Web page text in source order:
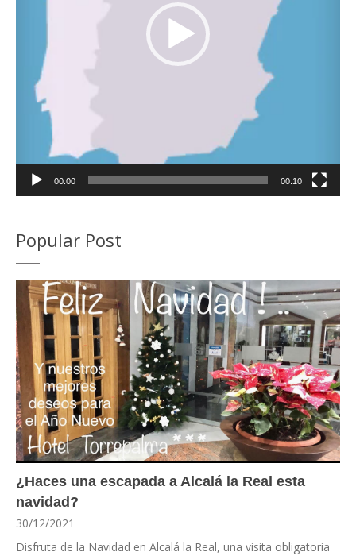
00:00 00:10
Popular Post
¿Haces una escapada a Alcalá la Real esta
navidad?
30/12/2021
Disfruta de la Navidad en Alcalá la Real, una visita obligatoria